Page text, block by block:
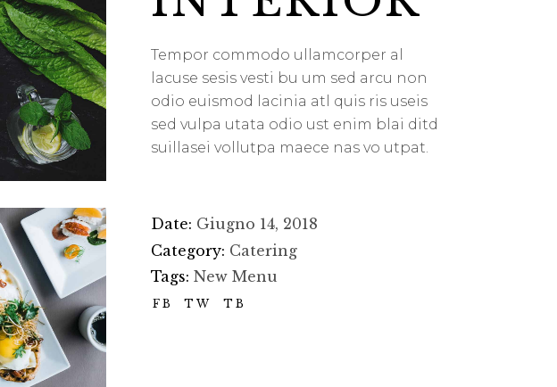
Tempor commodo ullamcorper al
lacuse sesis vesti bu um sed arcu non
odio euismod lacinia atl quis ris useis
sed vulpa utata odio ust enim blai ditd
suillasei vollutpa maece nas vo utpat.
Date: Giugno 14, 2018
Category: Catering
Tags: New Menu
FB TW TB